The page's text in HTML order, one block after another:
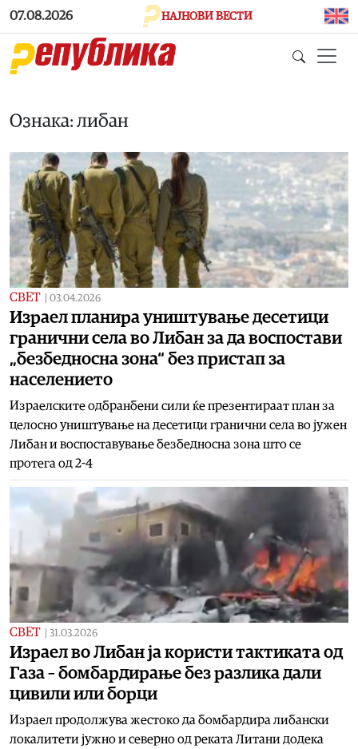
Skip to main content
07.08.2026 НАЈНОВИ ВЕСТИ
Ознака: либан
СВЕТ 03.04.2026
Израел планира уништување десетици
гранични села во Либан за да воспостави
„безбедносна зона“ без пристап за
населението
Израелските одбранбени сили ќе презентираат план за
целосно уништување на десетици гранични села во јужен
Либан и воспоставување безбедносна зона што се
протега од 2-4
СВЕТ 31.03.2026
Израел во Либан ја користи тактиката од
Газа – бомбардирање без разлика дали
цивили или борци
Израел продолжува жестоко да бомбардира либански
локалитети јужно и северно од реката Литани додека